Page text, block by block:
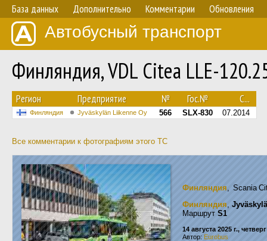
База данных Дополнительно Комментарии Обновления
Автобусный транспорт
Финляндия, VDL Citea LLE-
Регион Предприятие № Гос.№ С...
Финляндия Jyväskylän Liikenne Oy 566 SLX-830 07.2014
Все комментарии к фотографиям этого ТС
Финляндия, Scania
Финляндия, Jyväskylä
Маршрут S1
14 августа 2025 г., четверг
Автор: Eurobus